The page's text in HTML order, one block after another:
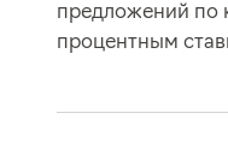
предложений по
процентным